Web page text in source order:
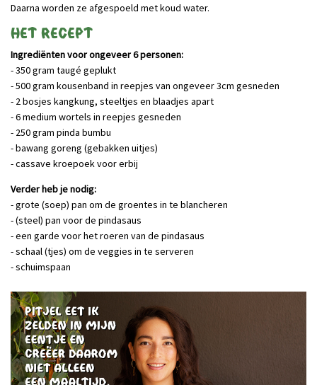
Daarna worden ze afgespoeld met koud water.
Het recept
Ingrediënten voor ongeveer 6 personen:
- 350 gram taugé geplukt
- 500 gram kousenband in reepjes van ongeveer 3cm gesneden
- 2 bosjes kangkung, steeltjes en blaadjes apart
- 6 medium wortels in reepjes gesneden
- 250 gram pinda bumbu
- bawang goreng (gebakken uitjes)
- cassave kroepoek voor erbij
Verder heb je nodig:
- grote (soep) pan om de groentes in te blancheren
- (steel) pan voor de pindasaus
- een garde voor het roeren van de pindasaus
- schaal (tjes) om de veggies in te serveren
- schuimspaan